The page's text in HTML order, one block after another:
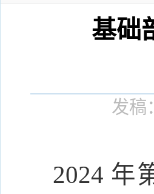
基础
发稿
2024 年